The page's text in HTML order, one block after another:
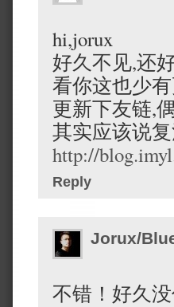
hi,jorux
好久不见,还
看你这也少
更新下友链,
其实应该说
http://
Reply
Jorux/
不错！好久